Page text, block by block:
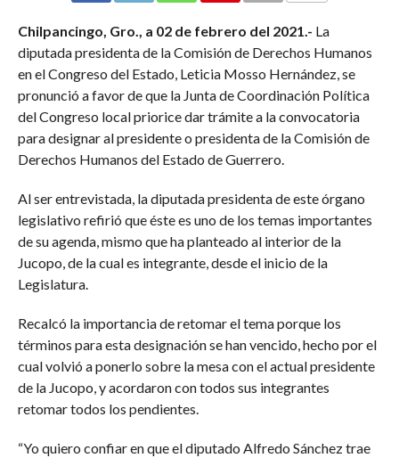
Chilpancingo, Gro., a 02 de febrero del 2021.- La
diputada presidenta de la Comisión de Derechos Humanos
en el Congreso del Estado, Leticia Mosso Hernández, se
pronunció a favor de que la Junta de Coordinación Política
del Congreso local priorice dar trámite a la convocatoria
para designar al presidente o presidenta de la Comisión de
Derechos Humanos del Estado de Guerrero.
Al ser entrevistada, la diputada presidenta de este órgano
legislativo refirió que éste es uno de los temas importantes
de su agenda, mismo que ha planteado al interior de la
Jucopo, de la cual es integrante, desde el inicio de la
Legislatura.
Recalcó la importancia de retomar el tema porque los
términos para esta designación se han vencido, hecho por el
cual volvió a ponerlo sobre la mesa con el actual presidente
de la Jucopo, y acordaron con todos sus integrantes
retomar todos los pendientes.
“Yo quiero confiar en que el diputado Alfredo Sánchez trae